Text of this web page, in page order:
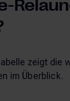
zeigt die
im Überblick.